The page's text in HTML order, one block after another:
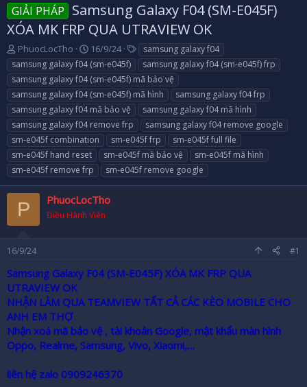
GIẢI PHÁP Samsung Galaxy F04 (SM-E045F)
XÓA MK FRP QUA UTRAVIEW OK
T
h
r
e
a
d
s
t
a
r
t
e
r
PhuocLocTho
N
g
à
y
g
ử
i
16/9/24
T
a
g
s
samsung galaxy f04
samsung galaxy f04 (sm-e045f)
samsung galaxy f04 (sm-e045f) frp
samsung galaxy f04 (sm-e045f) mã bảo vệ
samsung galaxy f04 (sm-e045f) mã hình
samsung galaxy f04 frp
samsung galaxy f04 mã bảo vệ
samsung galaxy f04 mã hình
samsung galaxy f04 remove frp
samsung galaxy f04 remove google
sm-e045f combination
sm-e045f frp
sm-e045f full file
sm-e045f hand reset
sm-e045f mã bảo vệ
sm-e045f mã hình
sm-e045f remove frp
sm-e045f remove google
P PhuocLocTho
Điều Hành Viên
16/9/24 #1
Samsung Galaxy F04 (SM-E045F) XÓA MK FRP QUA
UTRAVIEW OK
NHẬN LÀM QUA TEAMVIEW TẤT CẢ CÁC KÈO MOBILE CHO
ANH EM THỢ
Nhận xoá mã bảo vệ , tài khoản Google, mật khẩu màn hình
Oppo, Realme, Samsung, Vivo, Xiaomi,…
liên hệ zalo 0909246370